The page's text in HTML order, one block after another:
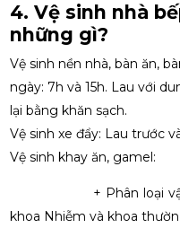
4. Vệ sinh nhà
những gì?
Vệ sinh nền nhà, bàn ăn,
ngày: 7h và 15h. Lau với
lại bằng khăn sạch.
Vệ sinh xe đẩy: Lau trước
Vệ sinh khay ăn, gamel:
+ Phân loại vật
khoa Nhiễm và khoa